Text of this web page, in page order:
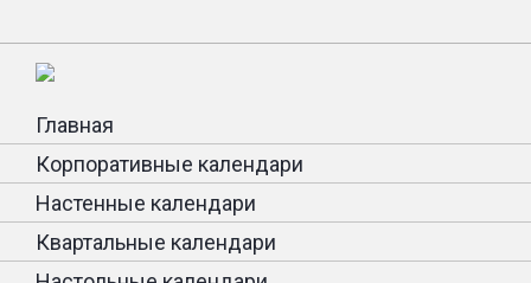
Главная
Корпоративные календари
Настенные календари
Квартальные календари